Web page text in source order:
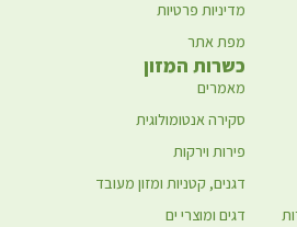
מדיניות פרטיות
מפת אתר
כשרות המזון
מאמרים
סקירה אנטומולוגית
פירות וירקות
דגנים, קטניות ומזון מעובד
דגים ומוצרי ים